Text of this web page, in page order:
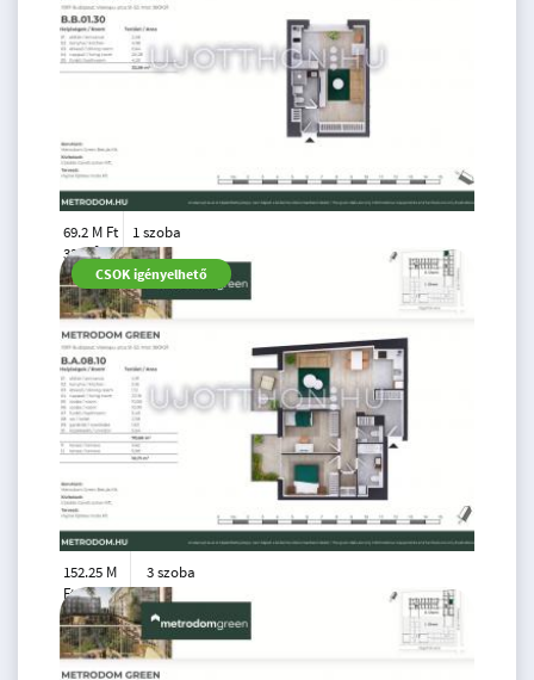
69.2 M Ft
33 m2
1 szoba
1.
emelet
CSOK igényelhető
152.25 M
Ft
71 m2
3 szoba
8. emelet